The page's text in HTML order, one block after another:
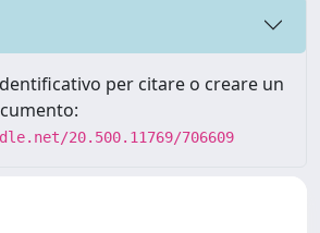
per citare o creare un
20.500.11769/706609